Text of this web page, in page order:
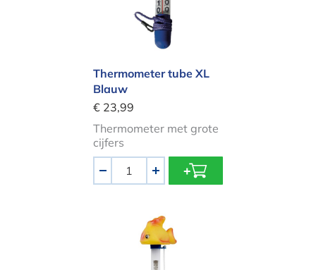
Thermometer tube XL
Blauw
€ 23,99
Thermometer met grote
cijfers
+
Thermometer Mega Pool goudvis